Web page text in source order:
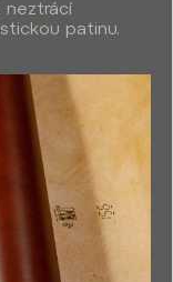
neztrácí
patinu.